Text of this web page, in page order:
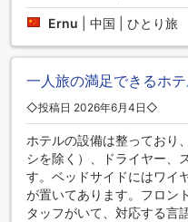
Ernu 中国 | ひとり旅
一人旅の満足できるホ
◇投稿日 2026年6月4日◇
ホテルの設備は整っており
シを除く）、ドライヤー、
す。ベッドサイドにはワイ
が置いてあります。フロン
タッフがいて、対応する言